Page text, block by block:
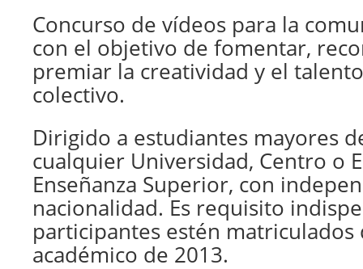
Concurso de vídeos para la
con el objetivo de fomentar,
premiar la creatividad y el
colectivo.
Dirigido a estudiantes mayores
cualquier Universidad, Centro o
Enseñanza Superior, con
nacionalidad. Es requisito
participantes estén
académico de 2013.